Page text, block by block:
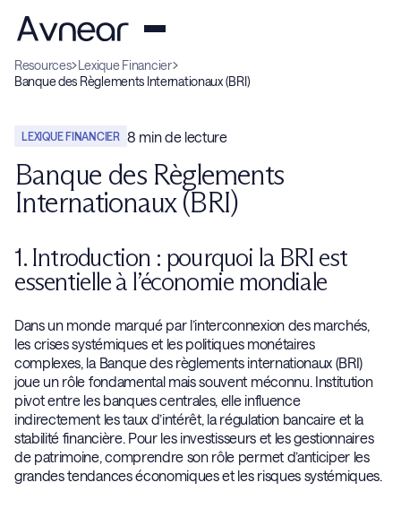
Resources Lexique Financier
Banque des Règlements Internationaux (BRI)
LEXIQUE FINANCIER 8 min de lecture
Banque des Règlements
Internationaux (BRI)
1. Introduction : pourquoi la BRI est
essentielle à l’économie mondiale
Dans un monde marqué par l’interconnexion des marchés,
les crises systémiques et les politiques monétaires
complexes, la Banque des règlements internationaux (BRI)
joue un rôle fondamental mais souvent méconnu. Institution
pivot entre les banques centrales, elle influence
indirectement les taux d’intérêt, la régulation bancaire et la
stabilité financière. Pour les investisseurs et les gestionnaires
de patrimoine, comprendre son rôle permet d’anticiper les
grandes tendances économiques et les risques systémiques.